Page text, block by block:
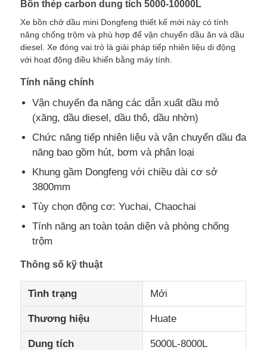
Xe chở dầu nhiên liệu
Xe tải làm sạch vệ sinh
Thùng xe tải đông lạnh
Hook ARM Rác xe tải
Các bộ phận xe đặc biệt
Chế độ vệ sinh xe ba bánh điện
Xe tải
Bồn thép carbon dung tích 5000-10000L
Xe bồn chở dầu mini Dongfeng thiết kế mới này có tính
năng chống trộm và phù hợp để vận chuyển dầu ăn và dầu
diesel. Xe đóng vai trò là giải pháp tiếp nhiên liệu di động
với hoạt động điều khiển bằng máy tính.
Tính năng chính
Vận chuyển đa năng các dẫn xuất dầu mỏ
(xăng, dầu diesel, dầu thô, dầu nhờn)
Chức năng tiếp nhiên liệu và vận chuyển dầu đa
năng bao gồm hút, bơm và phân loại
Khung gầm Dongfeng với chiều dài cơ sở
3800mm
Tùy chọn động cơ: Yuchai, Chaochai
Tính năng an toàn toàn diện và phòng chống
trộm
Thông số kỹ thuật
Tình trạng Mới
Thương hiệu Huate
Dung tích 5000L-8000L